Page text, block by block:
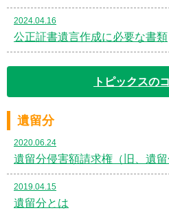
2024.04.16
公正証書遺言作成に必要な書類
トピックスの
遺留分
2020.06.24
遺留分侵害額請求権（旧、遺留
2019.04.15
遺留分とは